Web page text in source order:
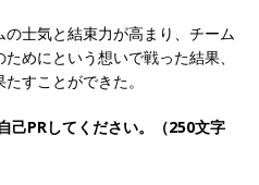
月14日 ] 【 28卒 ｜ ES自動合格!! 】 文
世界中のシェア約80％・国内シェア
士気と結束力が高まり、チーム
めにという想いで戦った結果、
すことができた。
己PRしてください。（250文字